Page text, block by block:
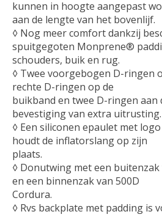
kunnen in hoogte aangepast
aan de lengte van het bovenlijf.
◊ Nog meer comfort dankzij
spuitgegoten Monprene®
schouders, buik en rug.
◊ Twee voorgebogen D-ringen
rechte D-ringen op de
buikband en twee D-ringen
bevestiging van extra uitrusting.
◊ Een siliconen epaulet met
houdt de inflatorslang op zijn
plaats.
◊ Donutwing met een buitenzak
en een binnenzak van 500D
Cordura.
◊ Rvs backplate met padding is